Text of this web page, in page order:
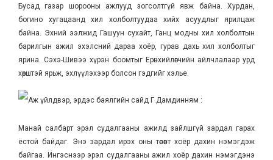
Бусад газар шорооны ажлууд зогсолтгүй явж байна. Хурдан,
богино хугацаанд хил холболтуудаа хийх асуудлыг ярилцаж
байна. Эхний ээлжид Гашуун сухайт, Ганц модны хил холболтын
барилгын ажил эхэлсний дараа хоёр, гурав дахь хил холболтыг
ярина. Сэхэ-Шивээ хүрэн боомтыг Ерөнхийлөгчийн айлчлалаар урд
хөрштэй ярьж, эхлүүлэхээр болсон гэдгийг хэлье.
Аж үйлдвэр, эрдэс баялгийн сайд Г.Дамдинням :
Манай салбарт эрэл судалгааны ажилд зайлшгүй зардал гарах
ёстой байдаг. Энэ зардал ирэх оны төсөвт хоёр дахин нэмэгдэж
байгаа. Ингэснээр эрэл судалгааны ажил хоёр дахин нэмэгдэнэ